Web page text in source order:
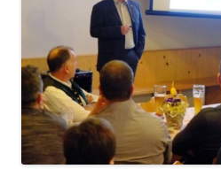
Suchen nach: